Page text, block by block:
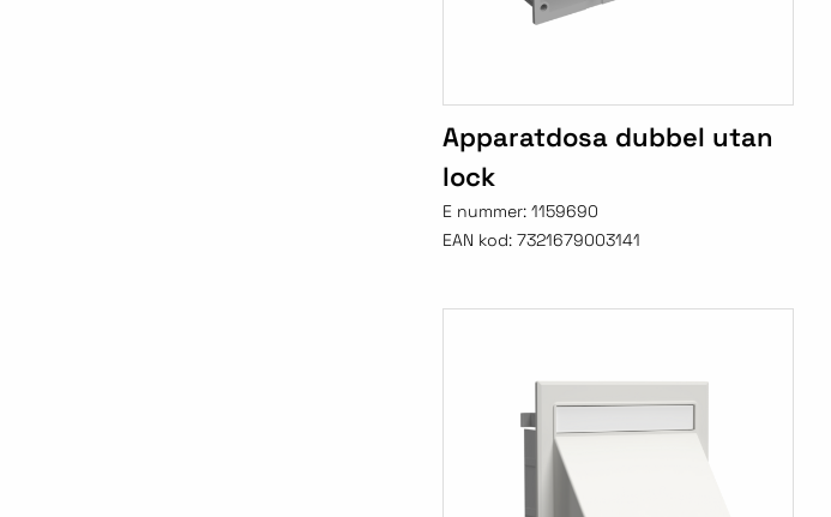
Apparatdosa dubbel utan
lock
E nummer: 1159690
EAN kod: 7321679003141